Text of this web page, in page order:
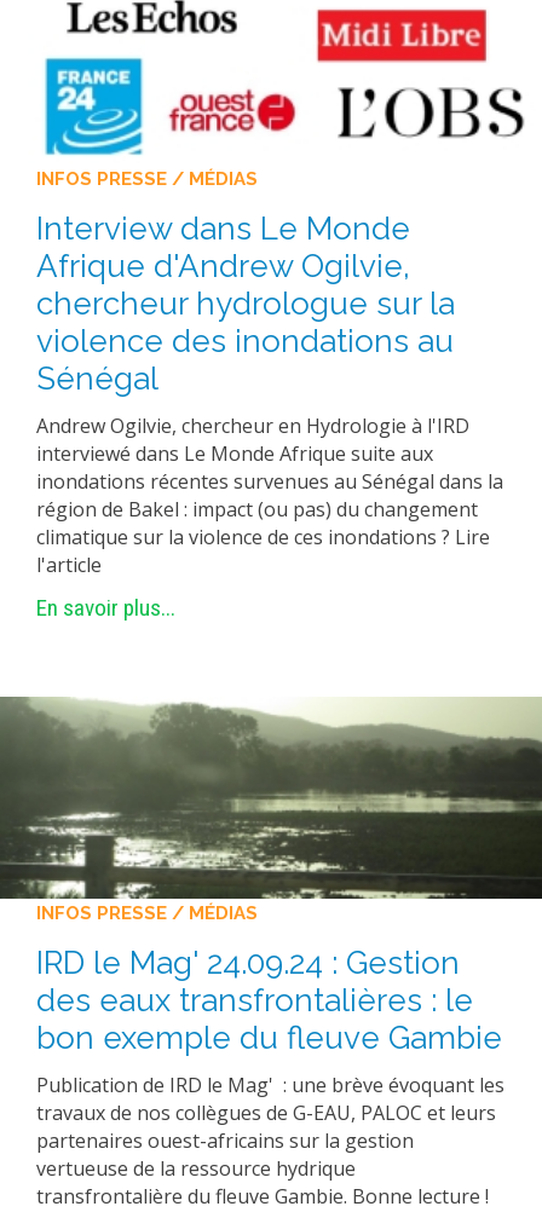
INFOS PRESSE / MÉDIAS
Interview dans Le Monde
Afrique d'Andrew Ogilvie,
chercheur hydrologue sur la
violence des inondations au
Sénégal
Andrew Ogilvie, chercheur en Hydrologie à l'IRD
interviewé dans Le Monde Afrique suite aux
inondations récentes survenues au Sénégal dans la
région de Bakel : impact (ou pas) du changement
climatique sur la violence de ces inondations ? Lire
l'article
En savoir plus...
INFOS PRESSE / MÉDIAS
IRD le Mag' 24.09.24 : Gestion
des eaux transfrontalières : le
bon exemple du fleuve Gambie
Publication de IRD le Mag' : une brève évoquant les
travaux de nos collègues de G-EAU, PALOC et leurs
partenaires ouest-africains sur la gestion
vertueuse de la ressource hydrique
transfrontalière du fleuve Gambie. Bonne lecture !